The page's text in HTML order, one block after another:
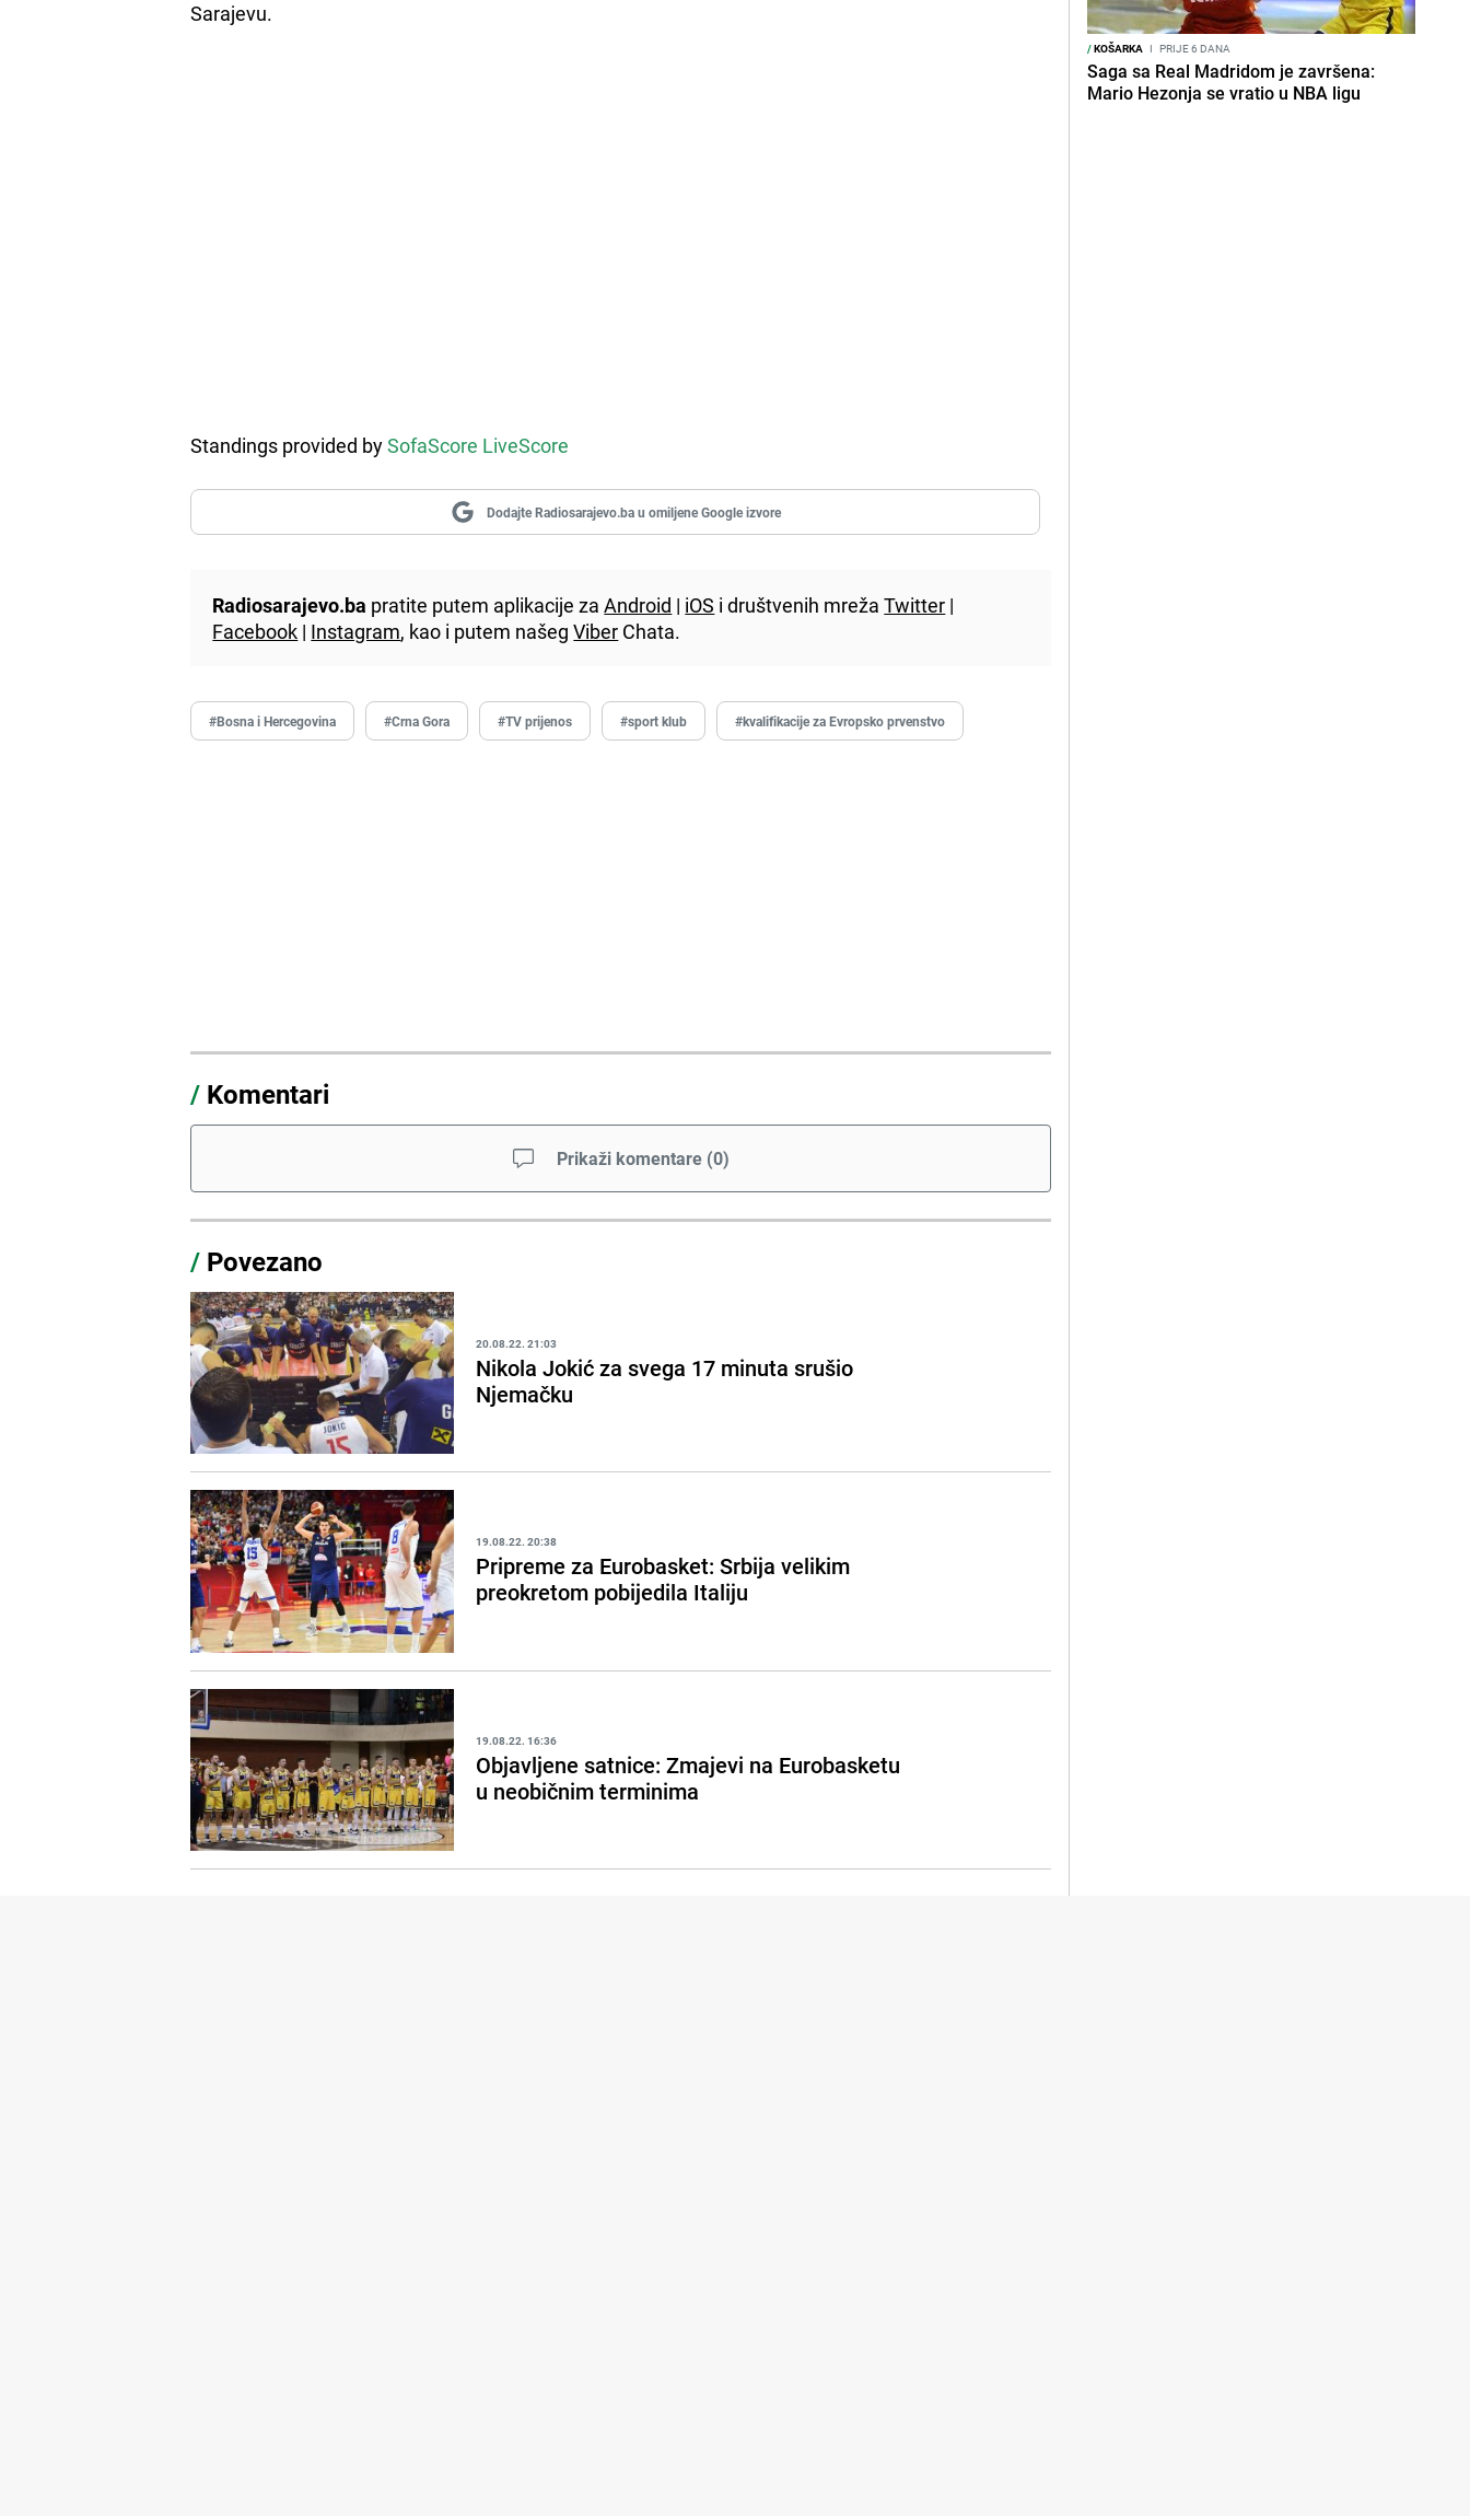
Sarajevu.
Standings provided bySofaScore LiveScore
Dodajte Radiosarajevo.ba u omiljene Google izvore
Radiosarajevo.ba pratite putem aplikacije zaAndroid | iOS i društvenih mrežaTwitter |
Facebook | Instagram, kao i putem našegViber Chata.
#Bosna i Hercegovina #Crna Gora #TV prijenos #sport klub #kvalifikacije za Evropsko prvenstvo
/ Komentari
Prikaži komentare (0)
/ Povezano
20.08.22. 21:03
Nikola Jokić za svega 17 minuta srušio
Njemačku
19.08.22. 20:38
Pripreme za Eurobasket: Srbija velikim
preokretom pobijedila Italiju
19.08.22. 16:36
Objavljene satnice: Zmajevi na Eurobasketu
u neobičnim terminima
/KOŠARKA I PRIJE 6 DANA
Saga sa Real Madridom je završena:
Mario Hezonja se vratio u NBA ligu